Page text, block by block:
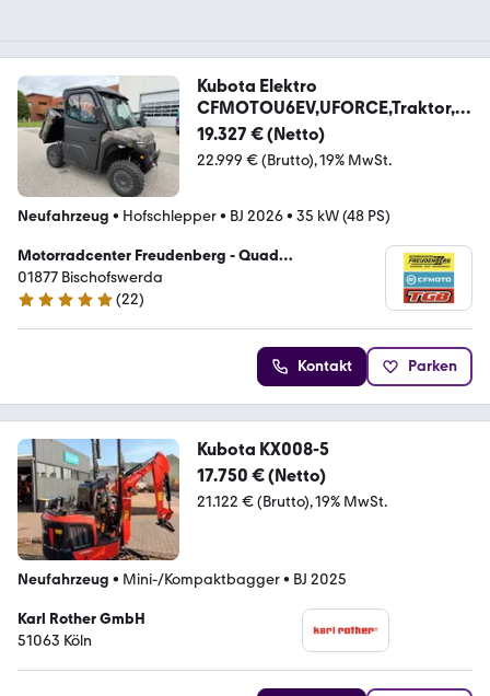
Kubota Elektro
CFMOTOU6EV,UFORCE,Traktor,Q
uad,ATV,Polar
19.327 € (Netto)
22.999 € (Brutto) 19% MwSt.
Neufahrzeug • Hofschlepper• BJ 2026• 35 kW (48 PS)
Motorradcenter Freudenberg - Quad
Vertragshändler
01877 Bischofswerda
5 Sterne
(22)
Kontakt Parken
Kubota KX008-5
17.750 € (Netto)
21.122 € (Brutto) 19% MwSt.
Neufahrzeug • Mini-/Kompaktbagger• BJ 2025
Karl Rother GmbH
51063 Köln